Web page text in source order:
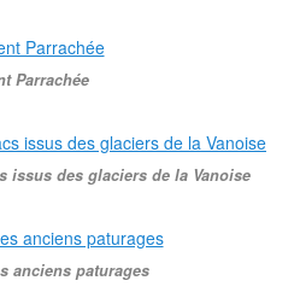
Parrachée
issus des glaciers de la Vanoise
anciens paturages